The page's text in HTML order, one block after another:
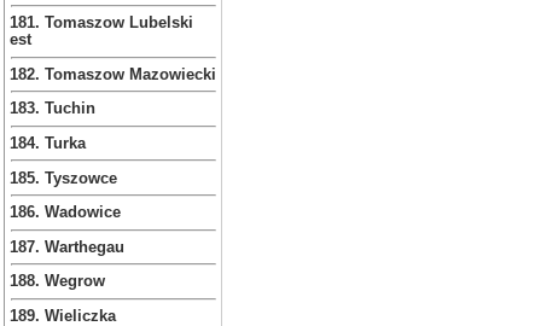
181. Tomaszow Lubelski
est
182. Tomaszow Mazowiecki
183. Tuchin
184. Turka
185. Tyszowce
186. Wadowice
187. Warthegau
188. Wegrow
189. Wieliczka